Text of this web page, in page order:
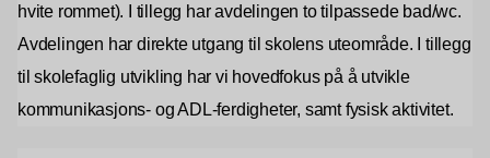
hvite rommet). I tillegg har avdelingen to tilpassede bad/wc.
Avdelingen har direkte utgang til skolens uteområde. I tillegg
til skolefaglig utvikling har vi hovedfokus på å utvikle
kommunikasjons- og ADL-ferdigheter, samt fysisk aktivitet.